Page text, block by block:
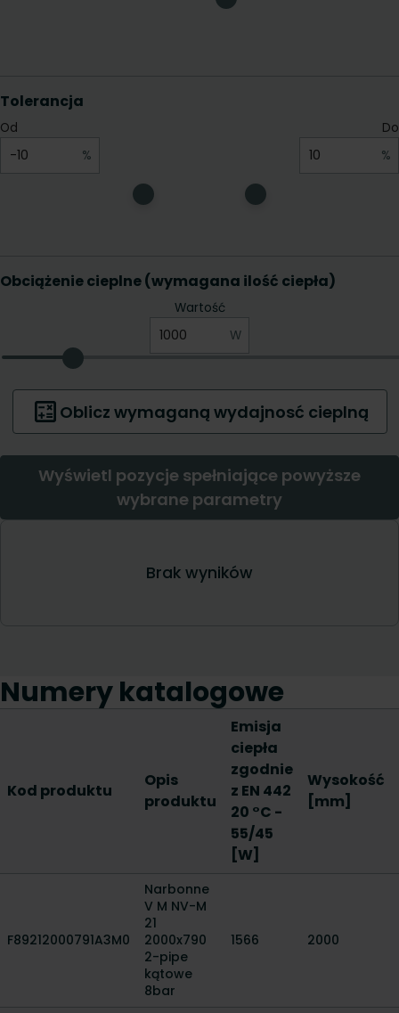
Numery katalogowe
Kod produktu
Opis
produktu
Emisja
ciepła
zgodnie
z EN 442
20 °C -
55/45
[W]
Wysokość
[mm]
F89212000791A3M0
Narbonne
V M NV-M
21
2000x790
2-pipe
kątowe
8bar
1566 2000